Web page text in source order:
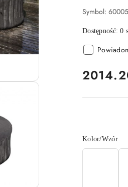
Symbol: 60005
Dostępność:0
cena:
Wariant
Kolor/Wzór